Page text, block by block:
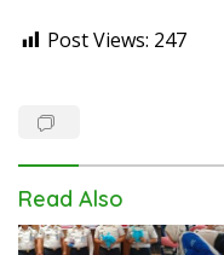
Post Views: 247
Read Also